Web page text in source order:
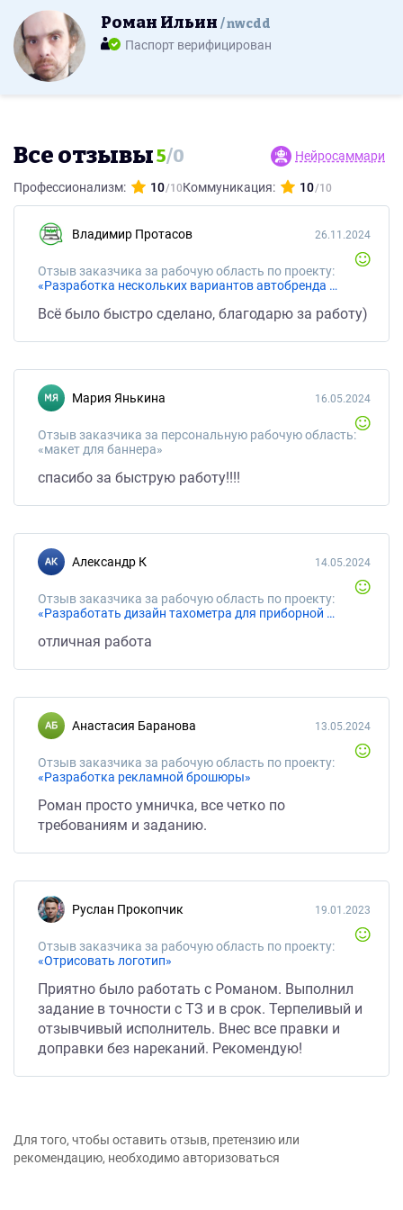
Роман Ильин nwcdd
Паспорт верифицирован
Все отзывы5/0 Нейросаммари
Профессионализм: 10 Коммуникация: 10
Владимир Протасов
Отзыв заказчика за рабочую область по проекту:
«Разработка нескольких вариантов автобренда микроавтобуса»
26.11.2024
Всё было быстро сделано, благодарю за работу)
Мария Янькина
Отзыв заказчика за персональную рабочую область:
«макет для баннера»
16.05.2024
спасибо за быструю работу!!!!
Александр К
Отзыв заказчика за рабочую область по проекту:
«Разработать дизайн тахометра для приборной панели»
14.05.2024
отличная работа
Анастасия Баранова
Отзыв заказчика за рабочую область по проекту:
«Разработка рекламной брошюры»
13.05.2024
Роман просто умничка, все четко по
требованиям и заданию.
Руслан Прокопчик
Отзыв заказчика за рабочую область по проекту:
«Отрисовать логотип»
19.01.2023
Приятно было работать с Романом. Выполнил
задание в точности с ТЗ и в срок. Терпеливый и
отзывчивый исполнитель. Внес все правки и
доправки без нареканий. Рекомендую!
Для того, чтобы оставить отзыв, претензию или
рекомендацию, необходимо авторизоваться